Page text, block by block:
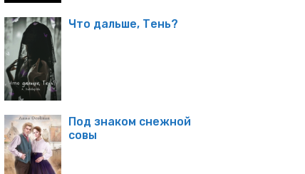
Что дальше, Тень?
Под знаком снежной
совы